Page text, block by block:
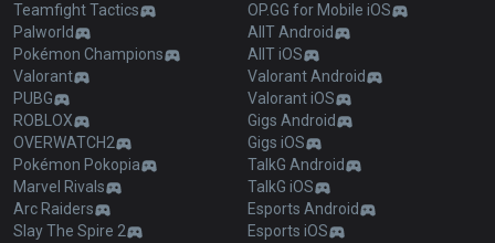
Teamfight Tactics
Palworld
Pokémon Champions
Valorant
PUBG
ROBLOX
OVERWATCH2
Pokémon Pokopia
Marvel Rivals
Arc Raiders
Slay The Spire 2
OP.GG for Mobile iOS
AllT Android
AllT iOS
Valorant Android
Valorant iOS
Gigs Android
Gigs iOS
TalkG Android
TalkG iOS
Esports Android
Esports iOS